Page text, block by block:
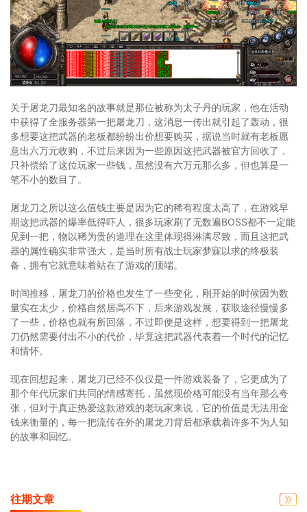
关于屠龙刀最知名的故事就是那位被称为太子丹的玩家，他在活动
中获得了全服务器第一把屠龙刀，这消息一传出就引起了轰动，很
多想要这把武器的老板都纷纷出价想要购买，据说当时就有老板愿
意出六万元收购，不过后来因为一些原因这把武器被官方回收了，
只补偿给了这位玩家一些钱，虽然没有六万元那么多，但也算是一
笔不小的数目了。
屠龙刀之所以这么值钱主要是因为它的稀有程度太高了，在游戏早
期这把武器的爆率低得吓人，很多玩家刷了无数遍BOSS都不一定能
见到一把，物以稀为贵的道理在这里体现得淋漓尽致，而且这把武
器的属性确实非常强大，是当时所有战士玩家梦寐以求的终极装
备，拥有它就意味着站在了游戏的顶端。
时间推移，屠龙刀的价格也发生了一些变化，刚开始的时候因为数
量实在太少，价格自然居高不下，后来游戏发展，获取途径慢慢多
了一些，价格也就有所回落，不过即便是这样，想要得到一把屠龙
刀仍然需要付出不小的代价，毕竟这把武器代表着一个时代的记忆
和情怀。
现在回想起来，屠龙刀已经不仅仅是一件游戏装备了，它更成为了
那个年代玩家们共同的情感寄托，虽然现价格可能没有当年那么夸
张，但对于真正热爱这款游戏的老玩家来说，它的价值是无法用金
钱来衡量的，每一把流传在外的屠龙刀背后都承载着许多不为人知
的故事和回忆。
往期文章